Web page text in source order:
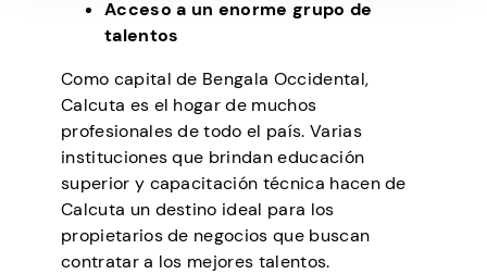
Acceso a un enorme grupo de
talentos
Como capital de Bengala Occidental,
Calcuta es el hogar de muchos
profesionales de todo el país. Varias
instituciones que brindan educación
superior y capacitación técnica hacen de
Calcuta un destino ideal para los
propietarios de negocios que buscan
contratar a los mejores talentos.